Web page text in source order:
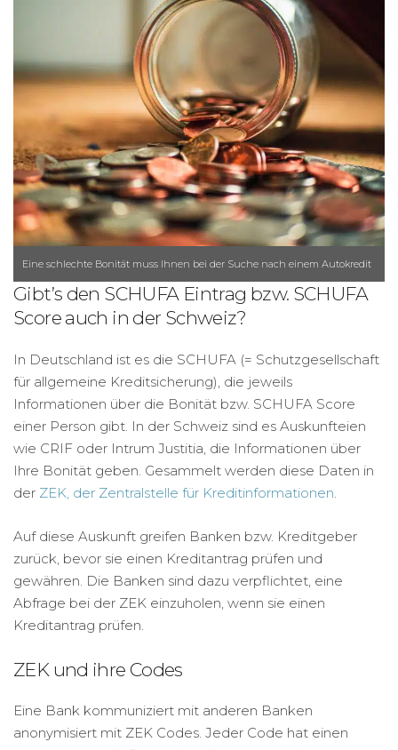
Eine schlechte Bonität muss Ihnen bei der Suche nach einem Autokredit
nicht im Wege stehen.
Gibt’s den SCHUFA Eintrag bzw. SCHUFA
Score auch in der Schweiz?
In Deutschland ist es die SCHUFA (= Schutzgesellschaft
für allgemeine Kreditsicherung), die jeweils
Informationen über die Bonität bzw. SCHUFA Score
einer Person gibt. In der Schweiz sind es Auskunfteien
wie CRIF oder Intrum Justitia, die Informationen über
Ihre Bonität geben. Gesammelt werden diese Daten in
der ZEK, der Zentralstelle für Kreditinformationen
Auf diese Auskunft greifen Banken bzw. Kreditgeber
zurück, bevor sie einen Kreditantrag prüfen und
gewähren. Die Banken sind dazu verpflichtet, eine
Abfrage bei der ZEK einzuholen, wenn sie einen
Kreditantrag prüfen.
ZEK und ihre Codes
Eine Bank kommuniziert mit anderen Banken
anonymisiert mit ZEK Codes. Jeder Code hat einen